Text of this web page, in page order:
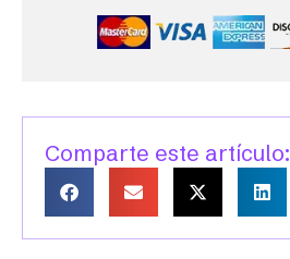
Comparte este artículo: